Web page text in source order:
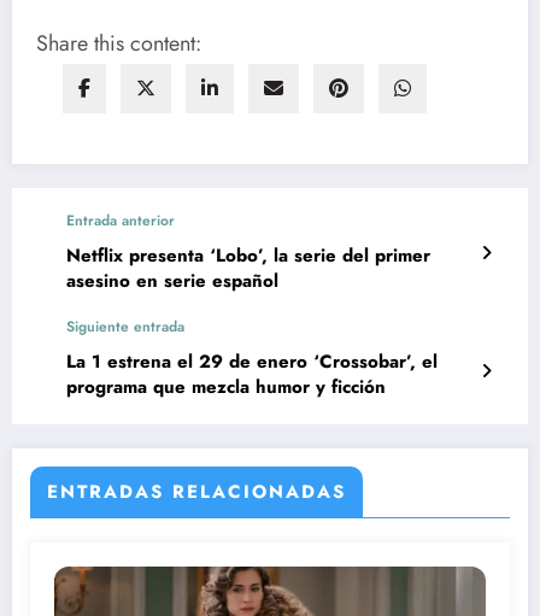
Share this content:
Entrada anterior
Netflix presenta ‘Lobo’, la serie del primer
asesino en serie español
Siguiente entrada
La 1 estrena el 29 de enero ‘Crossobar’, el
programa que mezcla humor y ficción
ENTRADAS RELACIONADAS